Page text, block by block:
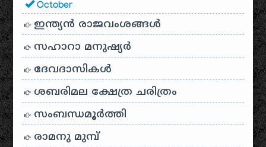
October
ഇന്ത്യൻ രാജവംശങ്ങൾ
സഹാറാ മനുഷ്യർ
ദേവദാസികൾ
ശബരിമല ക്ഷേത്ര ചരിത്രം
സംബന്ധമൂർത്തി
രാമനു മുമ്പ്